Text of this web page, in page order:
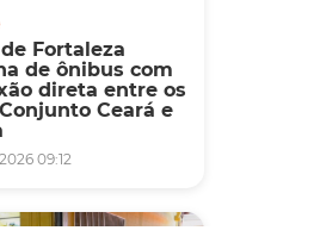
Fortaleza
de ônibus com
direta entre os
Ceará e
09:12